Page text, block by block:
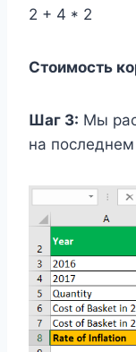
2 + 4 * 2
Стоимость
Шаг 3: Мы
на